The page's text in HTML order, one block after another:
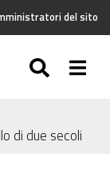
del sito
di due secoli